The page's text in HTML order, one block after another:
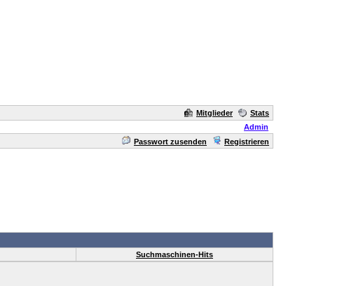
Mitglieder
Stats
Admin
Passwort zusenden Registrieren
Suchmaschinen-Hits